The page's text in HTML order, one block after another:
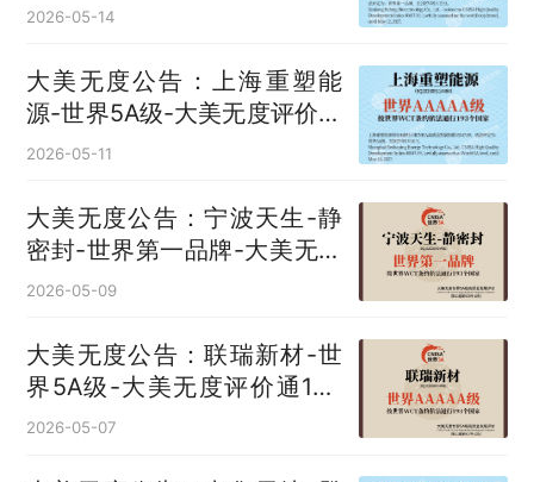
度评价通193国
2026-05-14
大美无度公告：上海重塑能
源-世界5A级-大美无度评价通
193国
2026-05-11
大美无度公告：宁波天生-静
密封‌-世界第一品牌-大美无度
评价通193国
2026-05-09
大美无度公告：联瑞新材-世
界5A级-大美无度评价通193
国
2026-05-07